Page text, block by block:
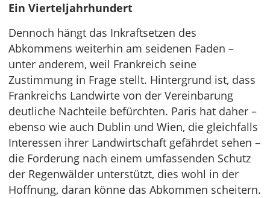
Ein Vierteljahrhundert
Dennoch hängt das Inkraftsetzen des
Abkommens weiterhin am seidenen Faden –
unter anderem, weil Frankreich seine
Zustimmung in Frage stellt. Hintergrund ist, dass
Frankreichs Landwirte von der Vereinbarung
deutliche Nachteile befürchten. Paris hat daher –
ebenso wie auch Dublin und Wien, die gleichfalls
Interessen ihrer Landwirtschaft gefährdet sehen –
die Forderung nach einem umfassenden Schutz
der Regenwälder unterstützt, dies wohl in der
Hoffnung, daran könne das Abkommen scheitern.